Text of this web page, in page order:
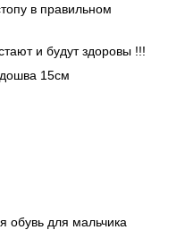
в правильном
и будут здоровы !!!
15см
обувь для мальчика